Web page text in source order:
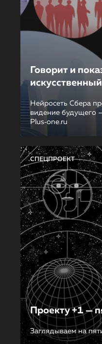
Говорит и
Нейросеть Сбера
видение будущего
Plus‑one.ru
СПЕЦПРОЕКТ
Проекту +1 —
Заглядываем на